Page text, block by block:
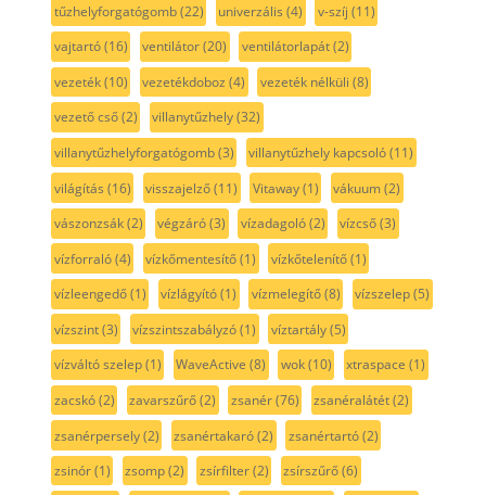
tűzhelyforgatógomb(22) univerzális (4) v-szíj (11)
vajtartó(16) ventilátor(20) ventilátorlapát(2)
vezeték(10) vezetékdoboz (4) vezeték nélküli (8)
vezető cső(2) villanytűzhely(32)
villanytűzhelyforgatógomb(3) villanytűzhely kapcsoló(11)
világítás (16) visszajelző(11) Vitaway(1) vákuum(2)
vászonzsák(2) végzáró(3) vízadagoló(2) vízcső(3)
vízforraló(4) vízkőmentesítő(1) vízkőtelenítő(1)
vízleengedő(1) vízlágyító(1) vízmelegítő(8) vízszelep(5)
vízszint(3) vízszintszabályzó(1) víztartály(5)
vízváltó szelep(1) WaveActive (8) wok(10) xtraspace (1)
zacskó(2) zavarszűrő(2) zsanér(76) zsanéralátét(2)
zsanérpersely(2) zsanértakaró(2) zsanértartó(2)
zsinór(1) zsomp(2) zsírfilter(2) zsírszűrő(6)